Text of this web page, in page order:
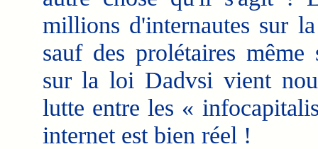
millions d'internautes sur
sauf des prolétaires
sur la loi Dadvsi vient
lutte entre les «
internet est bien réel !